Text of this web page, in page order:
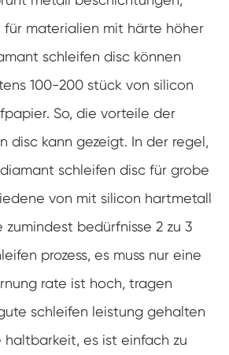
für materialien mit härte höher
schleifen disc können
100-200 stück von silicon
So, die vorteile der
disc kann gezeigt. In der regel,
schleifen disc für grobe
von mit silicon hartmetall
bedürfnisse 2 zu 3
prozess, es muss nur eine
rate ist hoch, tragen
schleifen leistung gehalten
es ist einfach zu